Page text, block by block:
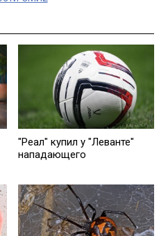
"Реал" купил у "Леванте"
нападающего